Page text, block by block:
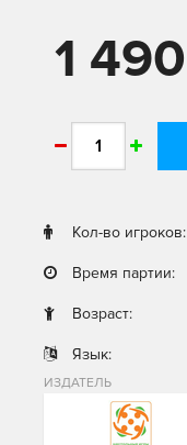
1 490
Кол-во игроков:
Время партии:
Возраст:
Язык:
ИЗДАТЕЛЬ